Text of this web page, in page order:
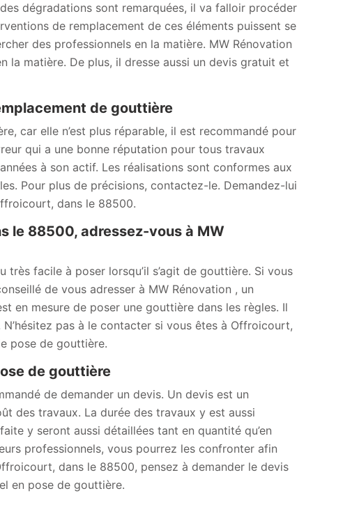
dégradations sont remarquées, il va falloir procéder
de remplacement de ces éléments puissent se
des professionnels en la matière. MW Rénovation
la matière. De plus, il dresse aussi un devis gratuit et
de gouttière
car elle n’est plus réparable, il est recommandé pour
qui a une bonne réputation pour tous travaux
à son actif. Les réalisations sont conformes aux
Pour plus de précisions, contactez-le. Demandez-lui
dans le 88500.
le 88500, adressez-vous à MW
facile à poser lorsqu’il s’agit de gouttière. Si vous
de vous adresser à MW Rénovation , un
en mesure de poser une gouttière dans les règles. Il
pas à le contacter si vous êtes à Offroicourt,
pose de gouttière.
de gouttière
de demander un devis. Un devis est un
des travaux. La durée des travaux y est aussi
y seront aussi détaillées tant en quantité qu’en
professionnels, vous pourrez les confronter afin
dans le 88500, pensez à demander le devis
en pose de gouttière.